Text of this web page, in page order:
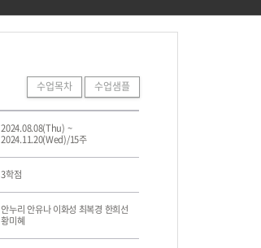
수업목차 수업샘플
2024.08.08(Thu) ~
2024.11.20(Wed)/15주
3학점
안누리안유나 이화성 최복경 한희선
황미혜